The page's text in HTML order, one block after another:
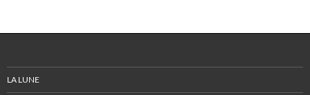
LA LUNE